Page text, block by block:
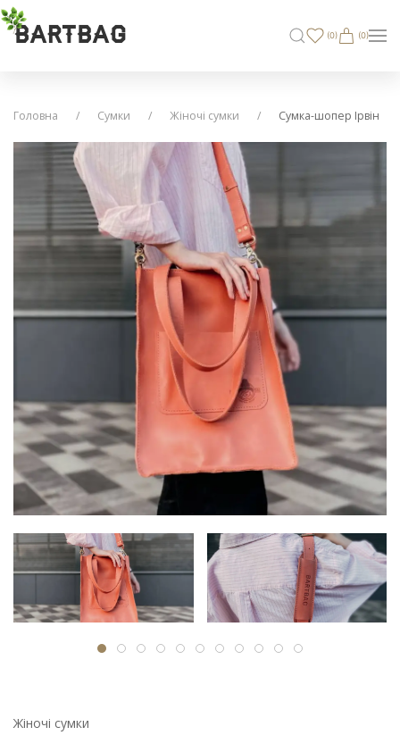
BARTBAG (0) (0)
Головна Сумки Жіночі сумки Сумка-шопер Ірвін
Жіночі сумки